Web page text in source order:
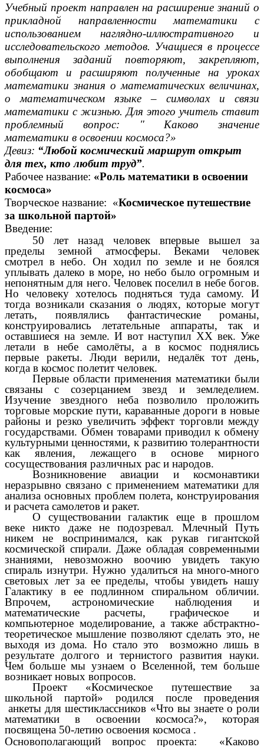
Учебный проект направлен на расширение знаний о
прикладной направленности математики с
использованием наглядно-иллюстративного и
исследовательского методов. Учащиеся в процессе
выполнения заданий повторяют, закрепляют,
обобщают и расширяют полученные на уроках
математики знания о математических величинах,
о математическом языке – символах и связи
математики с жизнью. Для этого учитель ставит
проблемный вопрос: " Каково значение
математики в освоении космоса?»
Девиз: “Любой космический маршрут открыт
для тех, кто любит труд”.
Рабочее название: «Роль математики в освоении
космоса»
Творческое название: «Космическое путешествие
за школьной партой»
Введение:
50 лет назад человек впервые вышел за
пределы земной атмосферы.
Веками человек
смотрел в небо. Он ходил по земле и не боялся
уплывать далеко в море, но небо было огромным и
непонятным для него. Человек поселил в небе богов.
Но человеку хотелось подняться туда самому. И
тогда возникали сказания о людях, которые могут
летать, появлялись фантастические романы,
конструировались летательные аппараты, так и
оставшиеся на земле. И вот наступил XX век. Уже
летали в небе самолёты, а в космос поднялись
первые ракеты. Люди верили, недалёк тот день,
когда в космос полетит человек.
Первые области применения математики были
связаны с созерцанием звезд и земледелием.
Изучение звездного неба позволило проложить
торговые морские пути, караванные дороги в новые
районы и резко увеличить эффект торговли между
государствами. Обмен товарами приводил к обмену
культурными ценностями, к развитию толерантности
как явления, лежащего в основе мирного
сосуществования различных рас и народов.
Возникновение авиации и космонавтики
неразрывно связано с применением математики для
анализа основных проблем полета, конструирования
и расчета самолетов и ракет.
О существовании галактик еще в прошлом
веке никто даже не подозревал. Млечный Путь
никем не воспринимался, как рукав гигантской
космической спирали. Даже обладая современными
знаниями, невозможно воочию увидеть такую
спираль изнутри. Нужно удалиться на много-много
световых лет за ее пределы, чтобы увидеть нашу
Галактику в ее подлинном спиральном обличии.
Впрочем, астрономические наблюдения и
математические расчеты, графическое и
компьютерное моделирование, а также абстрактно-
теоретическое мышление позволяют сделать это, не
выходя из дома. Но стало это возможно лишь в
результате долгого и тернистого развития науки.
Чем больше мы узнаем о Вселенной, тем больше
возникает новых вопросов.
Проект «Космическое путешествие за
школьной партой» родился после проведения
анкеты для шестиклассников «Что вы знаете о роли
математики в освоении космоса?», которая
посвящена 50-летию освоения космоса .
Основополагающий вопрос проекта: «Каково